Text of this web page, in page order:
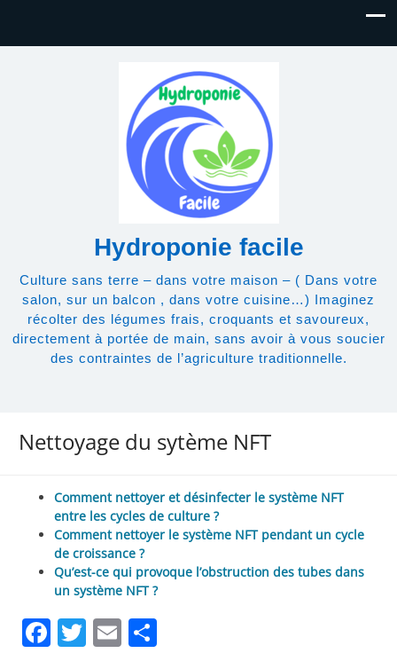
Hydroponie facile
Culture sans terre – dans votre maison – ( Dans votre
salon, sur un balcon , dans votre cuisine…) Imaginez
récolter des légumes frais, croquants et savoureux,
directement à portée de main, sans avoir à vous soucier
des contraintes de l’agriculture traditionnelle.
Nettoyage du sytème NFT
Comment nettoyer et désinfecter le système NFT
entre les cycles de culture ?
Comment nettoyer le système NFT pendant un cycle
de croissance ?
Qu’est-ce qui provoque l’obstruction des tubes dans
un système NFT ?
Facebook
Twitter
Email